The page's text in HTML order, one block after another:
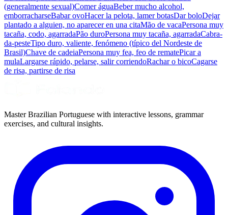
(generalmente sexual)Comer águaBeber mucho alcohol,
emborracharseBabar ovoHacer la pelota, lamer botasDar boloDejar
plantado a alguien, no aparecer en una citaMão de vacaPersona muy
tacaña, codo, agarradaPão duroPersona muy tacaña, agarradaCabra-
da-pesteTipo duro, valiente, fenómeno (típico del Nordeste de
Brasil)Chave de cadeiaPersona muy fea, feo de rematePicar a
mulaLargarse rápido, pelarse, salir corriendoRachar o bicoCagarse
de risa, partirse de risa
Master Brazilian Portuguese with interactive lessons, grammar
exercises, and cultural insights.